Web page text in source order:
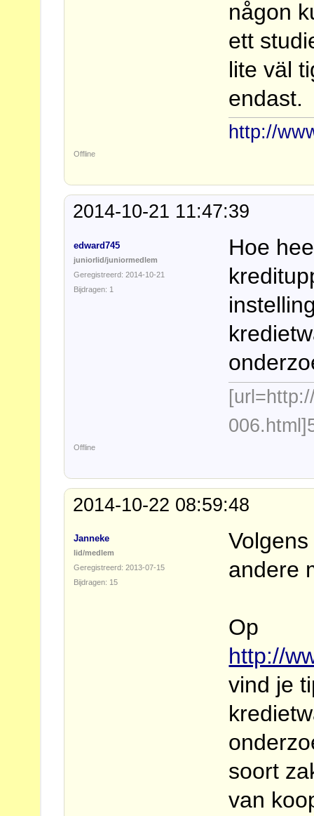
någon
ett
lite väl
endast.
http://
Offline
2014-10-21 11:47:39
edward745
juniorlid/juniormedlem
Geregistreerd: 2014-10-21
Bijdragen: 1
Hoe
Offline
2014-10-22 08:59:48
Janneke
lid/medlem
Geregistreerd: 2013-07-15
Bijdragen: 15
andere
Op
http://
vind je
soort
van